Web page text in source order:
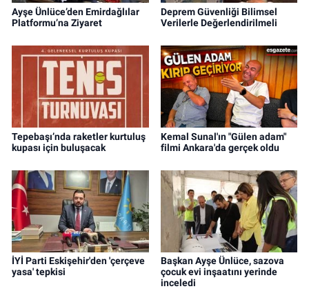
Ayşe Ünlüce’den Emirdağlılar
Platformu’na Ziyaret
Deprem Güvenliği Bilimsel
Verilerle Değerlendirilmeli
Tepebaşı’nda raketler kurtuluş
kupası için buluşacak
Kemal Sunal'ın "Gülen adam"
filmi Ankara'da gerçek oldu
İYİ Parti Eskişehir'den 'çerçeve
yasa' tepkisi
Başkan Ayşe Ünlüce, sazova
çocuk evi inşaatını yerinde
inceledi